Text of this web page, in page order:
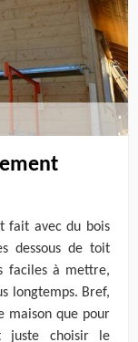
fait avec du bois
dessous de toit
faciles à mettre,
longtemps. Bref,
maison que pour
juste choisir le